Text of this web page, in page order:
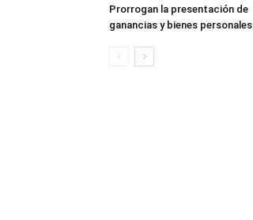
Prorrogan la presentación de
ganancias y bienes personales